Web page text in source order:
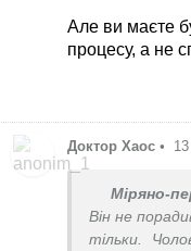
Але ви маєте
процесу, а не
Доктор Хаос •
Міряно-
Він не
тільки.